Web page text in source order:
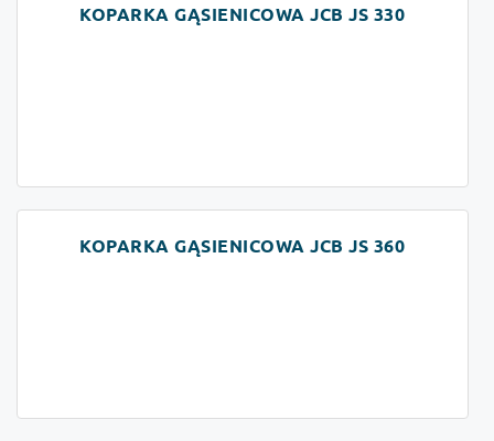
KOPARKA GĄSIENICOWA JCB JS 330
KOPARKA GĄSIENICOWA JCB JS 360